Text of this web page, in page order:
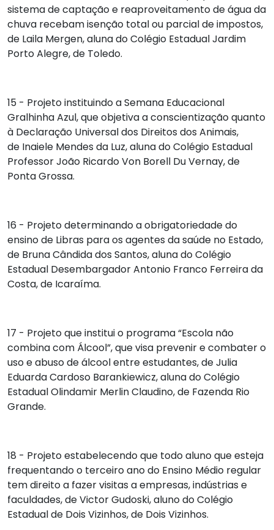
sistema de captação e reaproveitamento de água da
chuva recebam isenção total ou parcial de impostos,
de Laila Mergen, aluna do Colégio Estadual Jardim
Porto Alegre, de Toledo.
15 - Projeto instituindo a Semana Educacional
Gralhinha Azul, que objetiva a conscientização quanto
à Declaração Universal dos Direitos dos Animais,
de Inaiele Mendes da Luz, aluna do Colégio Estadual
Professor João Ricardo Von Borell Du Vernay, de
Ponta Grossa.
16 - Projeto determinando a obrigatoriedade do
ensino de Libras para os agentes da saúde no Estado,
de Bruna Cândida dos Santos, aluna do Colégio
Estadual Desembargador Antonio Franco Ferreira da
Costa, de Icaraíma.
17 - Projeto que institui o programa “Escola não
combina com Álcool”, que visa prevenir e combater o
uso e abuso de álcool entre estudantes, deJulia
Eduarda Cardoso Barankiewicz, aluna do Colégio
Estadual Olindamir Merlin Claudino, de Fazenda Rio
Grande.
18 - Projeto estabelecendo que todo aluno que esteja
frequentando o terceiro ano do Ensino Médio regular
tem direito a fazer visitas a empresas, indústrias e
faculdades, deVictor Gudoski, aluno do Colégio
Estadual de Dois Vizinhos, de Dois Vizinhos.